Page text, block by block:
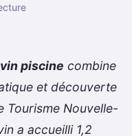
piscine combine
et découverte
Tourisme Nouvelle-
a accueilli 1,2